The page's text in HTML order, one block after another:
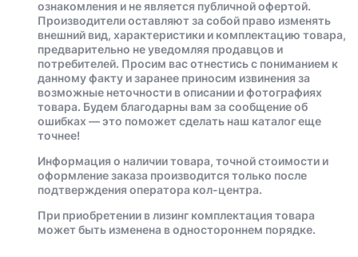
ознакомления и не является публичной офертой.
Производители оставляют за собой право изменять
внешний вид, характеристики и комплектацию товара,
предварительно не уведомляя продавцов и
потребителей. Просим вас отнестись с пониманием к
данному факту и заранее приносим извинения за
возможные неточности в описании и фотографиях
товара. Будем благодарны вам за сообщение об
ошибках — это поможет сделать наш каталог еще
точнее!
Информация о наличии товара, точной стоимости и
оформление заказа производится только после
подтверждения оператора кол-центра.
При приобретении в лизинг комплектация товара
может быть изменена в одностороннем порядке.